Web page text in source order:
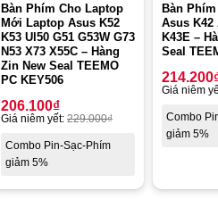
Bàn Phím Cho Laptop
Mới Laptop Asus K52
K53 Ul50 G51 G53W G73
N53 X73 X55C – Hàng
Zin New Seal TEEMO
PC KEY506
206.100₫
Giá niêm yết: 229.000₫
Combo Pin-Sạc-Phím
giảm 5%
Bàn
Asus K42
K43E –
Seal
214.200
Giá niêm
Combo
giảm 5%